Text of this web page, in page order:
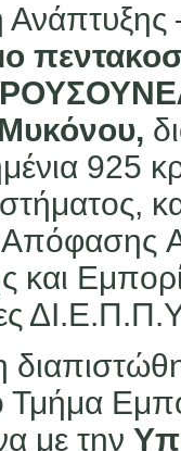
–
925
και
Τμήμα
με την